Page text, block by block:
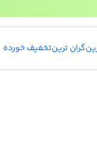
گران ترینتخفیف خورده